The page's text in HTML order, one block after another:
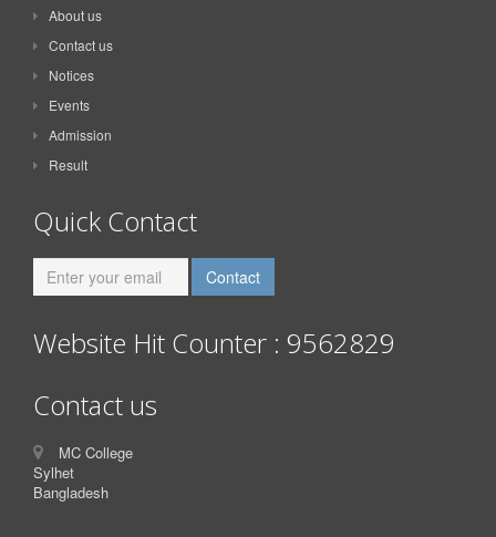
About us
Contact us
Notices
Events
Admission
Result
Quick Contact
Website Hit Counter : 9562829
Contact us
MC College
Sylhet
Bangladesh